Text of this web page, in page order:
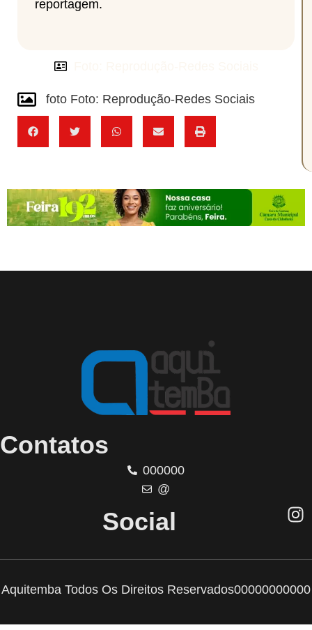
reportagem.
foto Foto: Reprodução-Redes Sociais
Contatos
000000
@
Social
Aquitemba Todos Os Direitos Reservados00000000000